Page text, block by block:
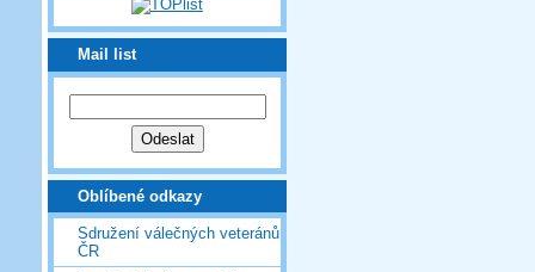
Mail list
Oblíbené odkazy
Sdružení válečných veteránů
ČR